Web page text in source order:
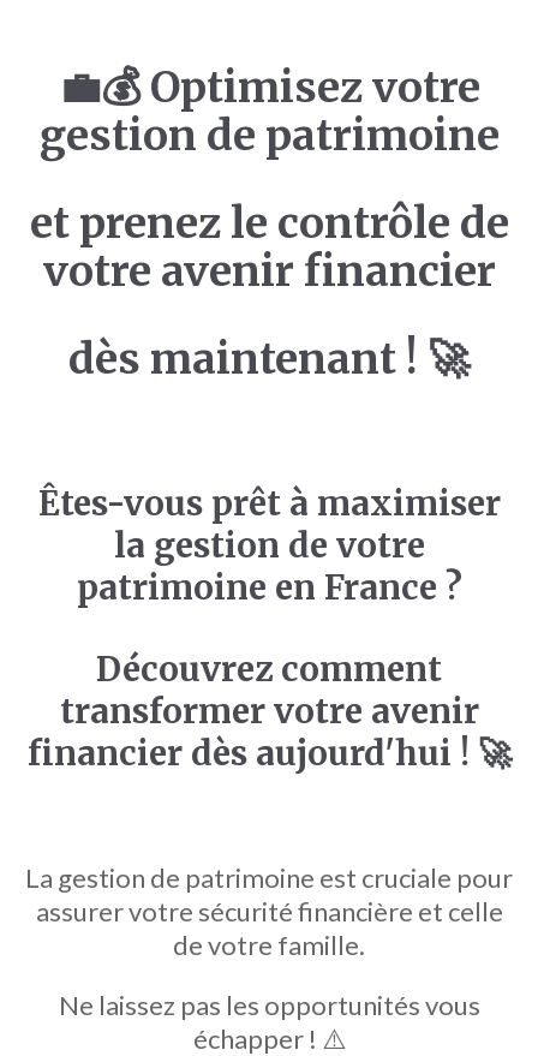
💼💰 Optimisez votre
gestion de patrimoine
et prenez le contrôle de
votre avenir financier
dès maintenant ! 🚀
Êtes-vous prêt à maximiser
la gestion de votre
patrimoine en France ?
Découvrez comment
transformer votre avenir
financier dès aujourd'hui ! 🚀
La gestion de patrimoine est cruciale pour
assurer votre sécurité financière et celle
de votre famille.
Ne laissez pas les opportunités vous
échapper ! ⚠️